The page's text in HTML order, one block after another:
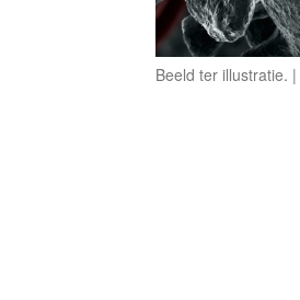
Beeld ter illustratie.